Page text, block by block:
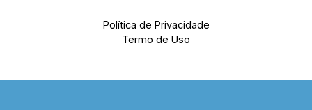
Política de Privacidade
Termo de Uso